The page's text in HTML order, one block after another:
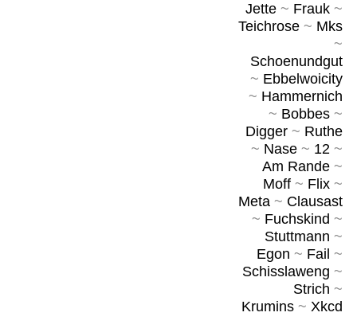
Jette~ Frauk~
Teichrose~ Mks
~
Schoenundgut
~ Ebbelwoicity
~ Hammernich
~ Bobbes~
Digger~ Ruthe
~ Nase~ 12~
Am Rande~
Moff~ Flix~
Meta~ Clausast
~ Fuchskind ~
Stuttmann ~
Egon ~ Fail ~
Schisslaweng ~
Strich ~
Krumins~ Xkcd